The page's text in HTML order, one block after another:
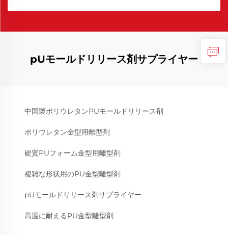
pUモールドリリース剤サプライヤー
中国製ポリウレタンPUモールドリリース剤
ポリウレタン金型用離型剤
硬質PUフォーム金型用離型剤
複雑な形状用のPU金型離型剤
pUモールドリリース剤サプライヤー
高温に耐えるPU金型離型剤